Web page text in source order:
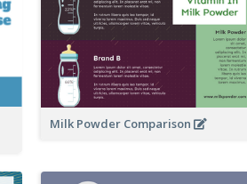
Milk Powder Comparison